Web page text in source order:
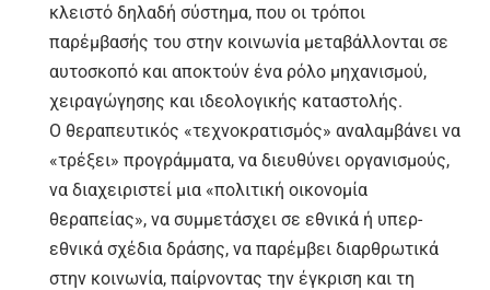
κλειστό δηλαδή σύστημα, που οι τρόποι
παρέμβασής του στην κοινωνία μεταβάλλονται σε
αυτοσκοπό και αποκτούν ένα ρόλο μηχανισμού,
χειραγώγησης και ιδεολογικής καταστολής.
Ο θεραπευτικός «τεχνοκρατισμός» αναλαμβάνει να
«τρέξει» προγράμματα, να διευθύνει οργανισμούς,
να διαχειριστεί μια «πολιτική οικονομία
θεραπείας», να συμμετάσχει σε εθνικά ή υπερ-
εθνικά σχέδια δράσης, να παρέμβει διαρθρωτικά
στην κοινωνία, παίρνοντας την έγκριση και τη